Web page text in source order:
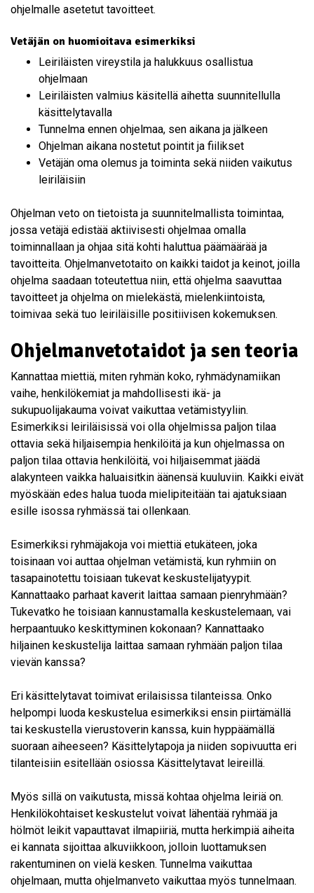
ohjelmalle asetetut tavoitteet.
Vetäjän on huomioitava esimerkiksi
Leiriläisten vireystila ja halukkuus osallistua
ohjelmaan
Leiriläisten valmius käsitellä aihetta suunnitellulla
käsittelytavalla
Tunnelma ennen ohjelmaa, sen aikana ja jälkeen
Ohjelman aikana nostetut pointit ja fiilikset
Vetäjän oma olemus ja toiminta sekä niiden vaikutus
leiriläisiin
Ohjelman veto on tietoista ja suunnitelmallista toimintaa,
jossa vetäjä edistää aktiivisesti ohjelmaa omalla
toiminnallaan ja ohjaa sitä kohti haluttua päämäärää ja
tavoitteita. Ohjelmanvetotaito on kaikki taidot ja keinot, joilla
ohjelma saadaan toteutettua niin, että ohjelma saavuttaa
tavoitteet ja ohjelma on mielekästä, mielenkiintoista,
toimivaa sekä tuo leiriläisille positiivisen kokemuksen.
Ohjelmanvetotaidot ja sen teoria
Kannattaa miettiä, miten ryhmän koko, ryhmädynamiikan
vaihe, henkilökemiat ja mahdollisesti ikä- ja
sukupuolijakauma voivat vaikuttaa vetämistyyliin.
Esimerkiksi leiriläisissä voi olla ohjelmissa paljon tilaa
ottavia sekä hiljaisempia henkilöitä ja kun ohjelmassa on
paljon tilaa ottavia henkilöitä, voi hiljaisemmat jäädä
alakynteen vaikka haluaisitkin äänensä kuuluviin. Kaikki eivät
myöskään edes halua tuoda mielipiteitään tai ajatuksiaan
esille isossa ryhmässä tai ollenkaan.
Esimerkiksi ryhmäjakoja voi miettiä etukäteen, joka
toisinaan voi auttaa ohjelman vetämistä, kun ryhmiin on
tasapainotettu toisiaan tukevat keskustelijatyypit.
Kannattaako parhaat kaverit laittaa samaan pienryhmään?
Tukevatko he toisiaan kannustamalla keskustelemaan, vai
herpaantuuko keskittyminen kokonaan? Kannattaako
hiljainen keskustelija laittaa samaan ryhmään paljon tilaa
vievän kanssa?
Eri käsittelytavat toimivat erilaisissa tilanteissa. Onko
helpompi luoda keskustelua esimerkiksi ensin piirtämällä
tai keskustella vierustoverin kanssa, kuin hyppäämällä
suoraan aiheeseen? Käsittelytapoja ja niiden sopivuutta eri
tilanteisiin esitellään osiossa Käsittelytavat leireillä.
Myös sillä on vaikutusta, missä kohtaa ohjelma leiriä on.
Henkilökohtaiset keskustelut voivat lähentää ryhmää ja
hölmöt leikit vapauttavat ilmapiiriä, mutta herkimpiä aiheita
ei kannata sijoittaa alkuviikkoon, jolloin luottamuksen
rakentuminen on vielä kesken. Tunnelma vaikuttaa
ohjelmaan, mutta ohjelmanveto vaikuttaa myös tunnelmaan.